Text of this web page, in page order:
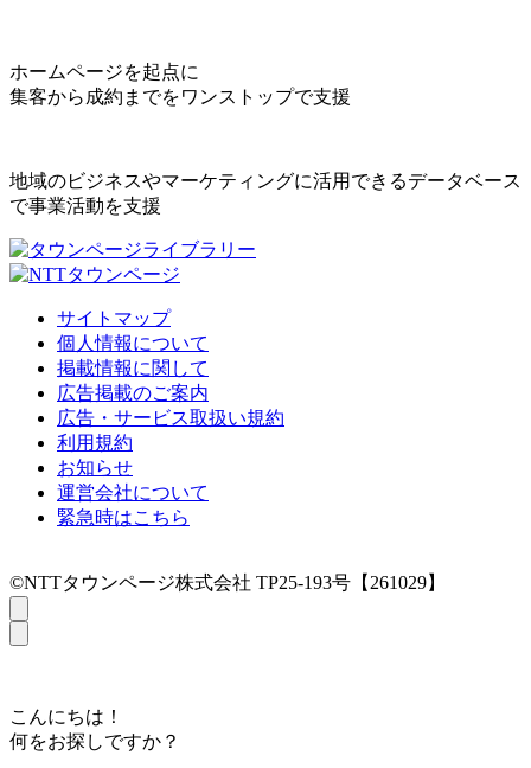
ホームページを起点に
集客から成約までをワンストップで支援
地域のビジネスやマーケティングに活用できるデータベース
で事業活動を支援
サイトマップ
個人情報について
掲載情報に関して
広告掲載のご案内
広告・サービス取扱い規約
利用規約
お知らせ
運営会社について
緊急時はこちら
©NTTタウンページ株式会社 TP25-193号【261029】
こんにちは！
何をお探しですか？